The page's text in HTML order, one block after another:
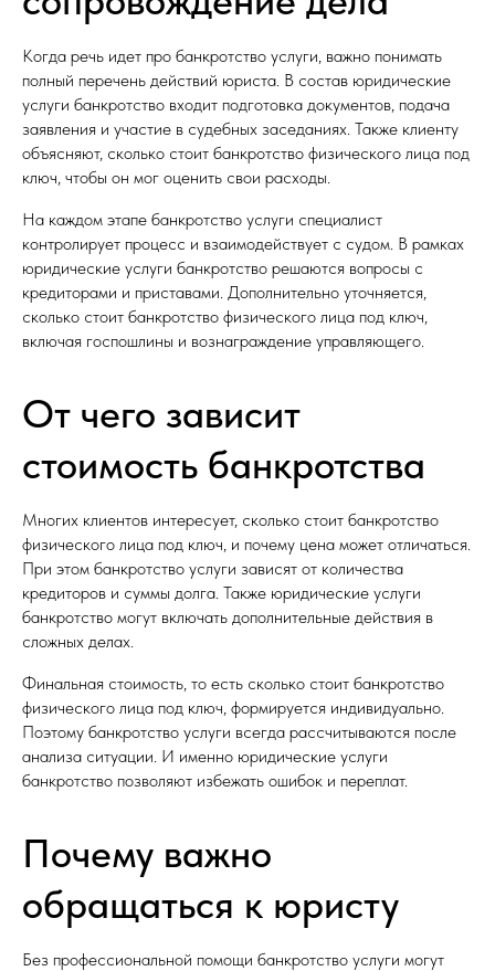
Когда речь идет про банкротство услуги, важно понимать
полный перечень действий юриста. В состав юридические
услуги банкротство входит подготовка документов, подача
заявления и участие в судебных заседаниях. Также клиенту
объясняют, сколько стоит банкротство физического лица под
ключ, чтобы он мог оценить свои расходы.
На каждом этапе банкротство услуги специалист
контролирует процесс и взаимодействует с судом. В рамках
юридические услуги банкротство решаются вопросы с
кредиторами и приставами. Дополнительно уточняется,
сколько стоит банкротство физического лица под ключ,
включая госпошлины и вознаграждение управляющего.
От чего зависит
стоимость банкротства
Многих клиентов интересует, сколько стоит банкротство
физического лица под ключ, и почему цена может отличаться.
При этом банкротство услуги зависят от количества
кредиторов и суммы долга. Также юридические услуги
банкротство могут включать дополнительные действия в
сложных делах.
Финальная стоимость, то есть сколько стоит банкротство
физического лица под ключ, формируется индивидуально.
Поэтому банкротство услуги всегда рассчитываются после
анализа ситуации. И именно юридические услуги
банкротство позволяют избежать ошибок и переплат.
Почему важно
обращаться к юристу
Без профессиональной помощи банкротство услуги могут